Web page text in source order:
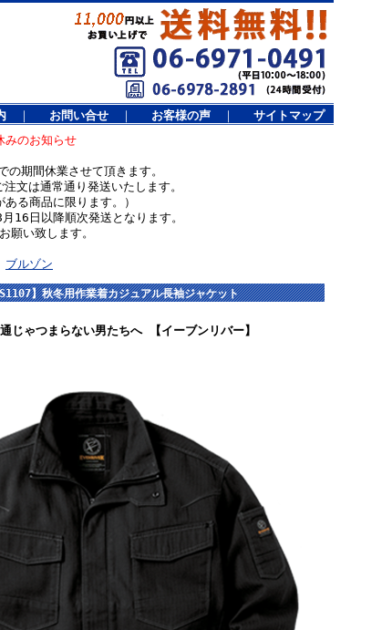
｜ お問い合せ ｜ お客様の声 ｜ サイトマップ
みのお知らせ
期間休業させて頂きます。
文は通常通り発送いたします。
る商品に限ります。）
16日以降順次発送となります。
願い致します。
ブルゾン
】秋冬用作業着カジュアル長袖ジャケット
じゃつまらない男たちへ 【イーブンリバー】